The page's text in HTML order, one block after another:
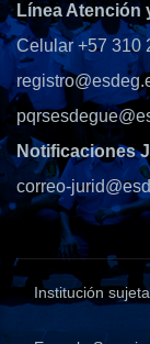
Línea Atención
Celular +57 310
Notificaciones
correo-
Institución